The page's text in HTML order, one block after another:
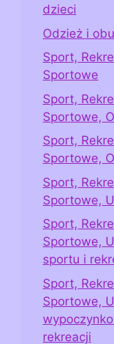
dzieci
Odzież i
Sport,
Sportowe
Sport,
Sportowe,
Sport,
Sportowe,
Sport,
Sportowe,
Sport,
Sportowe,
sportu i
Sport,
Sportowe,
rekreacji